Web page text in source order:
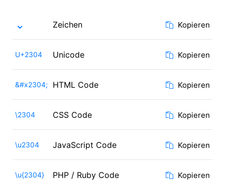
⌄ Zeichen Kopieren
U+2304 Unicode Kopieren
&#x2304; HTML Code Kopieren
\2304 CSS Code Kopieren
\u2304 JavaScript Code Kopieren
\u{2304} PHP / Ruby Code Kopieren